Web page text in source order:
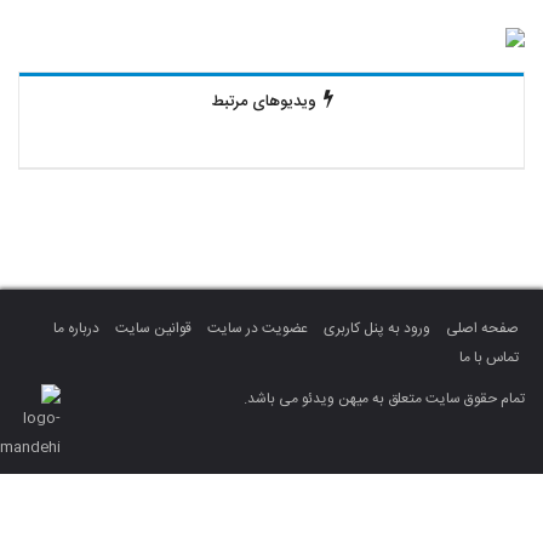
ویدیوهای مرتبط
صفحه اصلی ورود به پنل کاربری عضویت در سایت قوانین سایت
درباره ما
تماس با ما
تمام حقوق سایت متعلق به میهن ویدئو می باشد.